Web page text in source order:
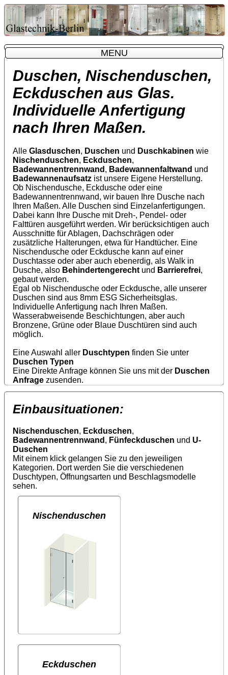
MENU
MENU
Duschen, Nischenduschen,
Eckduschen aus Glas.
Individuelle Anfertigung
nach Ihren Maßen.
Alle Glasduschen, Duschen und Duschkabinen wie
Nischenduschen, Eckduschen,
Badewannentrennwand , Badewannenfaltwand und
Badewannenaufsatz ist unsere Eigene Herstellung.
Ob Nischendusche, Eckdusche oder eine
Badewannentrennwand, wir bauen Ihre Dusche nach
Ihren Maßen. Alle Duschen sind Einzelanfertigungen.
Dabei kann Ihre Dusche mit Dreh-, Pendel- oder
Falttüren ausgeführt werden. Wir berücksichtigen auch
Ausschnitte für Ablagen, Dachschrägen oder
zusätzliche Halterungen, etwa für Handtücher. Eine
Nischendusche oder Eckdusche kann auf einer
Duschtasse oder aber auch ebenerdig, als Walk in
Dusche, also Behindertengerecht und Barrierefrei,
gebaut werden.
Egal ob Nischendusche oder Eckdusche, alle unserer
Duschen sind aus 8mm ESG Sicherheitsglas.
Individuelle Anfertigung nach Ihren Maßen.
Wasserabweisende Beschichtungen, aber auch
Bronzene, Grüne oder Blaue Duschtüren sind auch
möglich.
Eine Auswahl aller Duschtypen finden Sie unter
Duschen Typen
Eine Direkte Anfrage können Sie uns mit der Duschen
Anfrage zusenden.
Einbausituationen:
Nischenduschen, Eckduschen,
Badewannentrennwand , Fünfeckduschen und U-
Duschen
Mit einem klick gelangen Sie zu den jeweiligen
Kategorien. Dort werden Sie die verschiedenen
Duschtypen, Öffnungsarten und Beschlagsmodelle
sehen.
Nischenduschen
Eckduschen